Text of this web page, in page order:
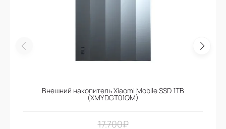
Внешний накопитель Xiaomi Mobile SSD 1TB
(XMYDGT01QM)
17.700₽